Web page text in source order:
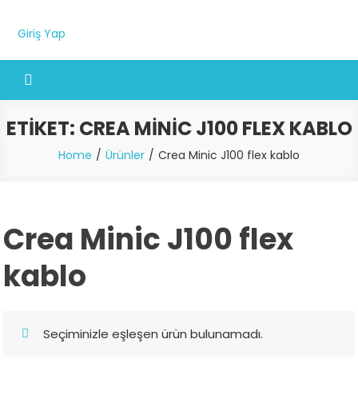
Giriş Yap
ETIKET: CREA MINIC J100 FLEX KABLO
Home Ürünler Crea Minic J100 flex kablo
Crea Minic J100 flex
kablo
Seçiminizle eşleşen ürün bulunamadı.